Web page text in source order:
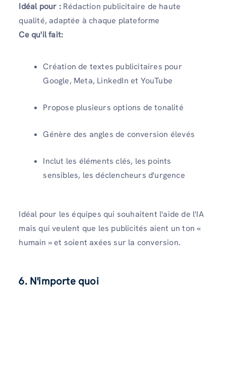
Idéal pour :Rédaction publicitaire de haute
qualité, adaptée à chaque plateforme
Ce qu'il fait:
Création de textes publicitaires pour
Google, Meta, LinkedIn et YouTube
Propose plusieurs options de tonalité
Génère des angles de conversion élevés
Inclut les éléments clés, les points
sensibles, les déclencheurs d'urgence
Idéal pour les équipes qui souhaitent l'aide de l'IA
mais qui veulent que les publicités aient un ton «
humain » et soient axées sur la conversion.
6. N'importe quoi